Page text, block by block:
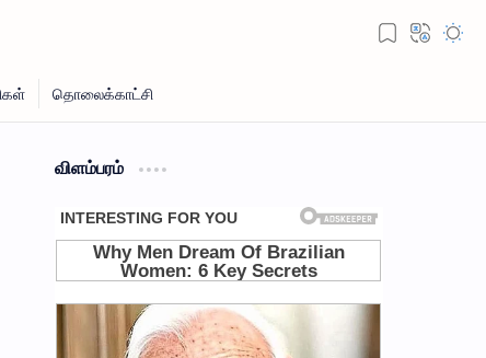
விளம்பரம்